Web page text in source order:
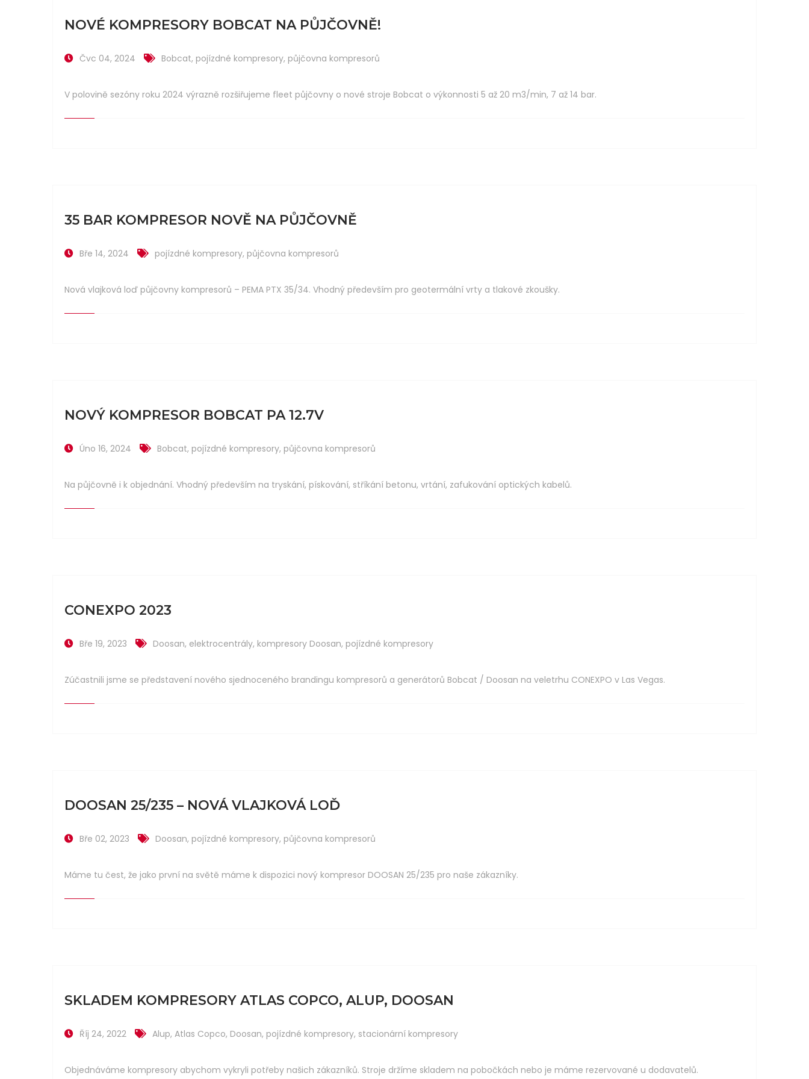
NOVÉ KOMPRESORY BOBCAT NA PŮJČOVNĚ!
Čvc 04, 2024 Bobcat, pojízdné kompresory, půjčovna kompresorů
V polovině sezóny roku 2024 výrazně rozšiřujeme fleet půjčovny o nové stroje Bobcat o výkonnosti 5 až 20 m3/min, 7 až 14 bar.
35 BAR KOMPRESOR NOVĚ NA PŮJČOVNĚ
Bře 14, 2024 pojízdné kompresory, půjčovna kompresorů
Nová vlajková loď půjčovny kompresorů – PEMA PTX 35/34. Vhodný především pro geotermální vrty a tlakové zkoušky.
NOVÝ KOMPRESOR BOBCAT PA 12.7V
Úno 16, 2024 Bobcat, pojízdné kompresory, půjčovna kompresorů
Na půjčovně i k objednání. Vhodný především na tryskání, pískování, stříkání betonu, vrtání, zafukování optických kabelů.
CONEXPO 2023
Bře 19, 2023 Doosan, elektrocentrály, kompresory Doosan, pojízdné kompresory
Zúčastnili jsme se představení nového sjednoceného brandingu kompresorů a generátorů Bobcat / Doosan na veletrhu CONEXPO v Las Vegas.
DOOSAN 25/235 – NOVÁ VLAJKOVÁ LOĎ
Bře 02, 2023 Doosan, pojízdné kompresory, půjčovna kompresorů
Máme tu čest, že jako první na světě máme k dispozici nový kompresor DOOSAN 25/235 pro naše zákazníky.
SKLADEM KOMPRESORY ATLAS COPCO, ALUP, DOOSAN
Říj 24, 2022 Alup, Atlas Copco, Doosan, pojízdné kompresory, stacionární kompresory
Objednáváme kompresory abychom vykryli potřeby našich zákazníků. Stroje držíme skladem na pobočkách nebo je máme rezervované u dodavatelů.